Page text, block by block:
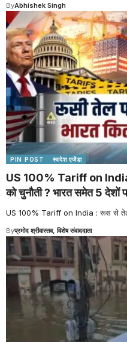
ByAbhishek Singh
PIN POST स्वदेश एजेंडा
US 100% Tariff on India
को चुनौती ? भारत समेत 5
US 100% Tariff on India : रूस से तेल
Byप्रमोद श्रीवास्तव, विशेष संवाददाता